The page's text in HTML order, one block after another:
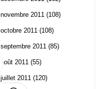
novembre 2011 (108)
octobre 2011 (108)
septembre 2011 (85)
août 2011 (55)
juillet 2011 (120)